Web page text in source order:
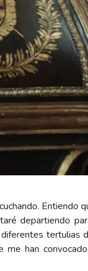
Entiendo
departiendo
tertulias
han